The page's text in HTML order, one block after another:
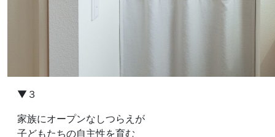
▼３
家族にオープンなしつらえが
子どもたちの自主性を育む